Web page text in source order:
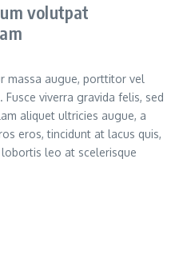
volutpat
massa augue, porttitor vel
viverra gravida felis, sed
aliquet ultricies augue, a
eros, tincidunt at lacus quis,
leo at scelerisque